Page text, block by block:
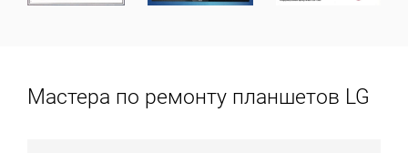
Мастера по ремонту планшетов LG